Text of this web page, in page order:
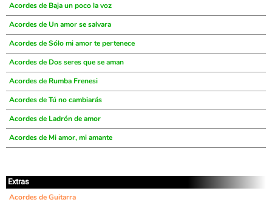
Acordes de Baja un poco la voz
Acordes de Un amor se salvara
Acordes de Sólo mi amor te pertenece
Acordes de Dos seres que se aman
Acordes de Rumba Frenesi
Acordes de Tú no cambiarás
Acordes de Ladrón de amor
Acordes de Mi amor, mi amante
Extras
Acordes de Guitarra